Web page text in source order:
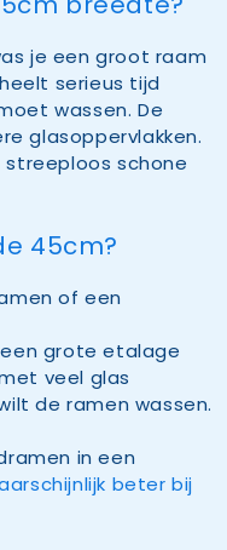
je een groot raam
serieus tijd
wassen. De
glasoppervlakken.
schone
45cm?
of een
grote etalage
veel glas
de ramen wassen.
in een
beter bij